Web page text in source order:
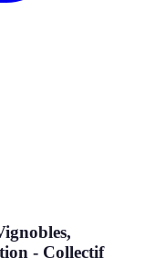
- Collectif